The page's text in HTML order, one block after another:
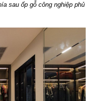
sau ốp gỗ công nghiệp phủ